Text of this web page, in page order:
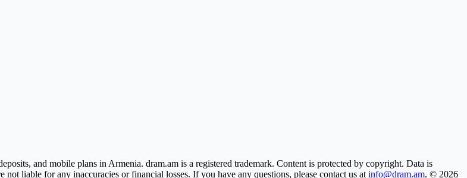
and mobile plans in Armenia. dram.am is a registered trademark. Content is protected by copyright. Data is
liable for any inaccuracies or financial losses. If you have any questions, please contact us at info@dram.am. © 2026